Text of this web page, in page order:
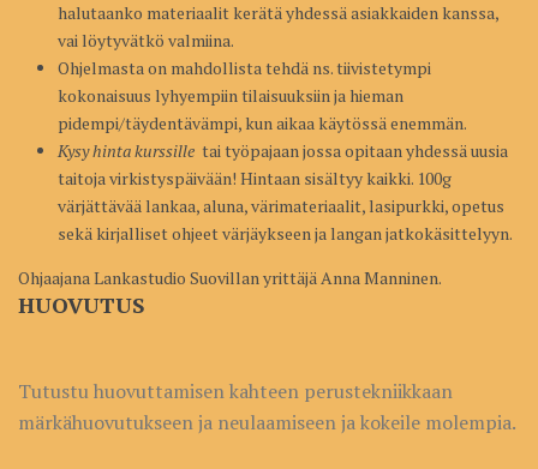
halutaanko materiaalit kerätä yhdessä asiakkaiden kanssa,
vai löytyvätkö valmiina.
Ohjelmasta on mahdollista tehdä ns. tiivistetympi
kokonaisuus lyhyempiin tilaisuuksiin ja hieman
pidempi/täydentävämpi, kun aikaa käytössä enemmän.
Kysy hinta kurssille tai työpajaan jossa opitaan yhdessä uusia
taitoja virkistyspäivään! Hintaan sisältyy kaikki. 100g
värjättävää lankaa, aluna, värimateriaalit, lasipurkki, opetus
sekä kirjalliset ohjeet värjäykseen ja langan jatkokäsittelyyn.
Ohjaajana Lankastudio Suovillan yrittäjä Anna Manninen.
HUOVUTUS
Tutustu huovuttamisen kahteen perustekniikkaan
märkähuovutukseen ja neulaamiseen ja kokeile molempia.